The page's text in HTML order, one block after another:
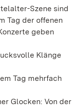
Szene sind
Tag der offenen
geben
Klänge
Tag mehrfach
Glocken: Von der